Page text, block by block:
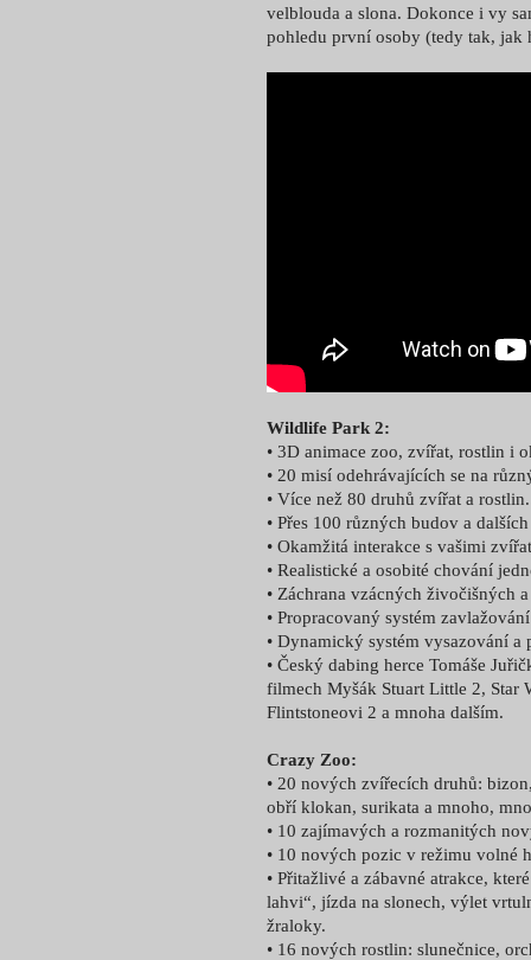
velblouda a slona. Dokonce i vy
pohledu první osoby (tedy tak,
Wildlife Park 2:
• 3D animace zoo, zvířat, rostlin i
• 20 misí odehrávajících se na
• Více než 80 druhů zvířat a rostlin.
• Přes 100 různých budov a
• Okamžitá interakce s vašimi
• Realistické a osobité chování
• Záchrana vzácných živočišných
• Propracovaný systém
• Dynamický systém vysazování a
• Český dabing herce Tomáše
filmech Myšák Stuart Little 2, Star
Flintstoneovi 2 a mnoha dalším.
Crazy Zoo:
• 20 nových zvířecích druhů:
obří klokan, surikata a mnoho,
• 10 zajímavých a rozmanitých
• 10 nových pozic v režimu volné
• Přitažlivé a zábavné atrakce,
lahvi“, jízda na slonech, výlet
žraloky.
• 16 nových rostlin: slunečnice,